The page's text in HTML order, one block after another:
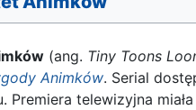
(ang. Tiny Toons
Animków. Serial
Premiera telewizyjna